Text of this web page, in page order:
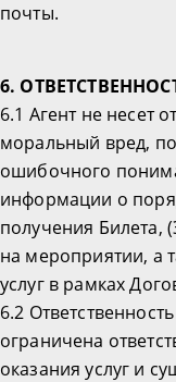
почты.
6.
6.1 Агент не несет
моральный вред,
ошибочного
информации о
получения Билета,
на мероприятии, а
услуг в рамках
6.2
ограничена
оказания услуг и